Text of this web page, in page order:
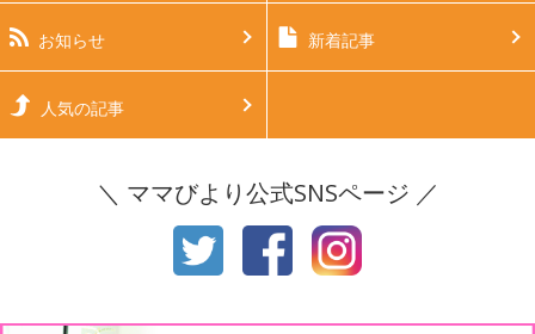
生後4ヶ月 生後5ヶ月
生後6ヶ月
生後11ヶ月
お知らせ 新着記事
人気の記事
＼ ママびより公式SNSページ ／